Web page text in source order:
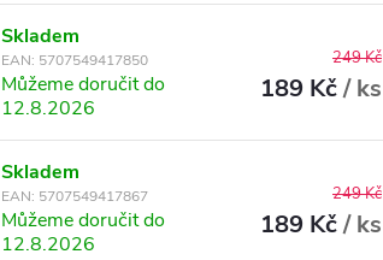
Skladem
EAN: 5707549417850
Můžeme doručit do
12.8.2026
249 Kč
189 Kč/ ks
Skladem
EAN: 5707549417867
Můžeme doručit do
12.8.2026
249 Kč
189 Kč/ ks